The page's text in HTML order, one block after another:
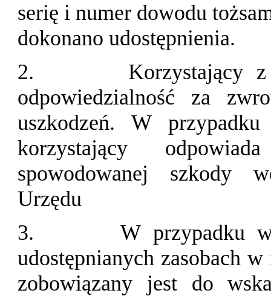
serię i numer dowodu
dokonano udostępnienia.
2.
Korzystający
odpowiedzialność za
uszkodzeń. W
korzystający
spowodowanej szkody
Urzędu
3.
W przypadku
udostępnianych zasobach
zobowiązany jest do